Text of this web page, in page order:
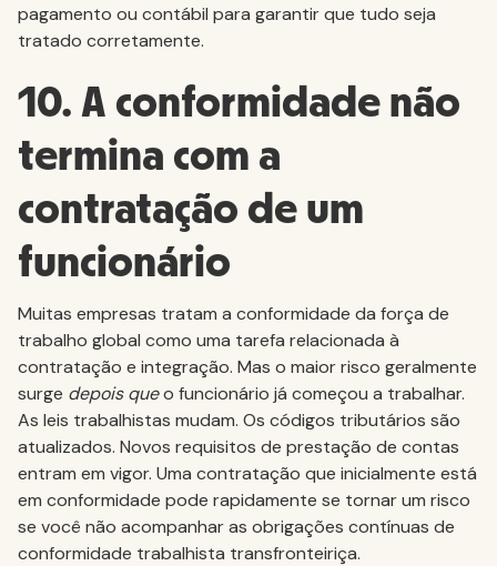
pagamento ou contábil para garantir que tudo seja
tratado corretamente.
10. A conformidade não
termina com a
contratação de um
funcionário
Muitas empresas tratam a conformidade da força de
trabalho global como uma tarefa relacionada à
contratação e integração. Mas o maior risco geralmente
surge depois queo funcionário já começou a trabalhar.
As leis trabalhistas mudam. Os códigos tributários são
atualizados. Novos requisitos de prestação de contas
entram em vigor. Uma contratação que inicialmente está
em conformidade pode rapidamente se tornar um risco
se você não acompanhar as obrigações contínuas de
conformidade trabalhista transfronteiriça.